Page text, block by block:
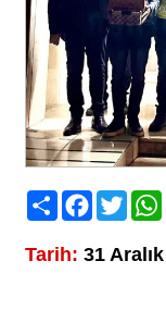
Paylaş
Tarih: 31